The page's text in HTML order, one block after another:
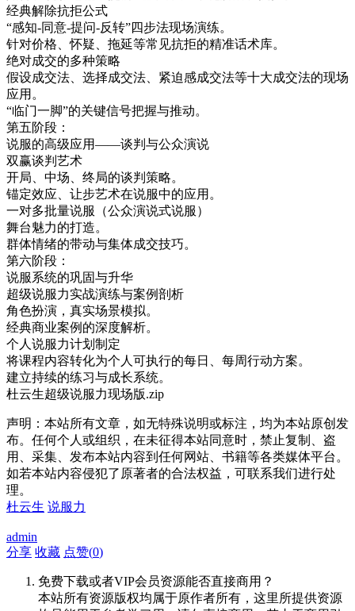
经典解除抗拒公式
“感知-同意-提问-反转”四步法现场演练。
针对价格、怀疑、拖延等常见抗拒的精准话术库。
绝对成交的多种策略
假设成交法、选择成交法、紧迫感成交法等十大成交法的现场
应用。
“临门一脚”的关键信号把握与推动。
第五阶段：
说服的高级应用——谈判与公众演说
双赢谈判艺术
开局、中场、终局的谈判策略。
锚定效应、让步艺术在说服中的应用。
一对多批量说服（公众演说式说服）
舞台魅力的打造。
群体情绪的带动与集体成交技巧。
第六阶段：
说服系统的巩固与升华
超级说服力实战演练与案例剖析
角色扮演，真实场景模拟。
经典商业案例的深度解析。
个人说服力计划制定
将课程内容转化为个人可执行的每日、每周行动方案。
建立持续的练习与成长系统。
杜云生超级说服力现场版.zip
声明：本站所有文章，如无特殊说明或标注，均为本站原创发
布。任何个人或组织，在未征得本站同意时，禁止复制、盗
用、采集、发布本站内容到任何网站、书籍等各类媒体平台。
如若本站内容侵犯了原著者的合法权益，可联系我们进行处
理。
杜云生 说服力
admin
分享 收藏 点赞(0)
免费下载或者VIP会员资源能否直接商用？
本站所有资源版权均属于原作者所有，这里所提供资源